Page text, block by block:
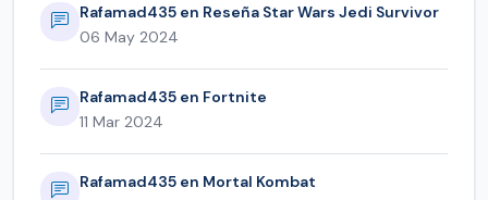
Rafamad435 en Reseña Star Wars Jedi Survivor
06 May 2024
Rafamad435 en Fortnite
11 Mar 2024
Rafamad435 en Mortal Kombat